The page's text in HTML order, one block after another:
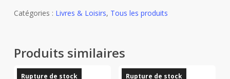
Catégories : Livres & Loisirs, Tous les produits
Produits similaires
Rupture de stock Rupture de stock